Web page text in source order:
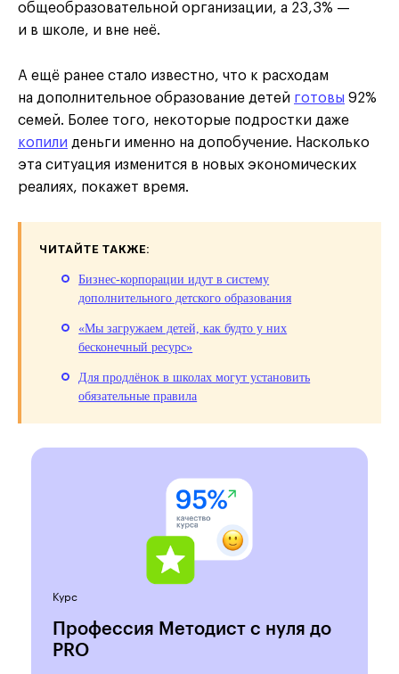
общеобразовательной организации, а 23,3% —
и в школе, и вне неё.
А ещё ранее стало известно, что к расходам
на дополнительное образование детей готовы 92%
семей. Более того, некоторые подростки даже
копили деньги именно на допобучение. Насколько
эта ситуация изменится в новых экономических
реалиях, покажет время.
ЧИТАЙТЕ ТАКЖЕ:
Бизнес-корпорации идут в систему
дополнительного детского образования
«Мы загружаем детей, как будто у них
бесконечный ресурс»
Для продлёнок в школах могут установить
обязательные правила
Курс
Профессия Методист с нуля до
PRO